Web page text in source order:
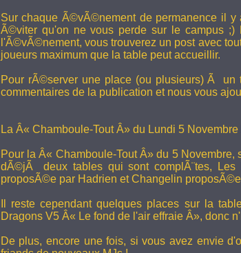
Sur chaque Ã©vÃ©nement de permanence il
Ã©viter qu'on ne vous perde sur le campus
l'Ã©vÃ©nement, vous trouverez un post avec
joueurs maximum que la table peut accueillir.
Pour rÃ©server une place (ou plusieurs) Ã
commentaires de la publication et nous vous
La Â« Chamboule-Tout Â» du Lundi 5 Novembre
Pour la Â« Chamboule-Tout Â» du 5
dÃ©jÃ deux tables qui sont complÃ¨tes,
Les
proposÃ©e par Hadrien etChangelin
Il reste cependant quelques places sur la
Dragons V5Â« Le fond de l'air effraie Â», donc
De plus, encore une fois, si vous avez envie